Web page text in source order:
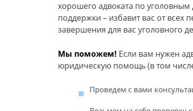
хорошего адвоката по
поддержки – избавит вас от
завершения для вас уголовного
Мы поможем! Если вам нужен
юридическую помощь (в том
Проведем с вами